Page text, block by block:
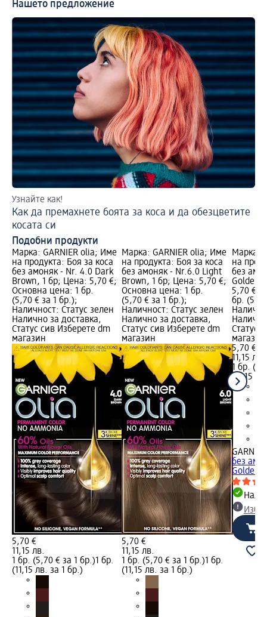
Нашето предложение
Узнайте как!
Как да премахнете боята за коса и да обезцветите
косата си
Подобни продукти
Марка: GARNIER olia; Име
на продукта: Боя за коса
без амоняк - Nr. 4.0 Dark
Brown, 1 бр; Цена: 5,70 €;
Основна цена: 1 бр.
(5,70 € за 1 бр.);
Наличност: Статус зелен
Налично за доставка,
Статус сив Изберете dm
магазин
5,70 €
11,15 лв.
1 бр. (5,70 € за 1 бр.)1 бр.
(11,15 лв. за 1 бр.)
Марка: GARNIER olia; Име
на продукта: Боя за коса
без амоняк - Nr.6.0 Light
Brown, 1 бр; Цена: 5,70 €;
Основна цена: 1 бр.
(5,70 € за 1 бр.);
Наличност: Статус зелен
Налично за доставка,
Статус сив Изберете dm
магазин
5,70 €
11,15 лв.
1 бр. (5,70 € за 1 бр.)1 бр.
(11,15 лв. за 1 бр.)
Марка:
на
без
Golden
5,70 €;
бр.
Статус
магазин
5,70 €
11,15 лв.
1 бр.
(11,15
без
Golden